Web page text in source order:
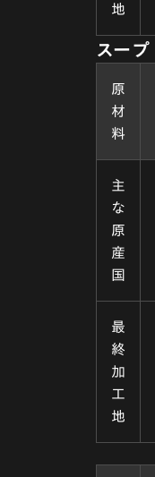
地
スープ
原
材
料
主
な
原
産
国
最
終
加
工
地